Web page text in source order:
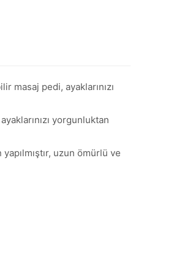
masaj pedi, ayaklarınızı
yorgunluktan
uzun ömürlü ve